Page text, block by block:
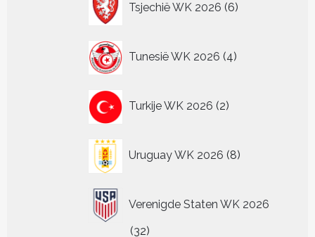
Tsjechië WK 2026 6
producten
Tunesië WK 2026 4
producten
Turkije WK 2026 2
producten
Uruguay WK 2026 8
producten
Verenigde Staten WK 2026
3232